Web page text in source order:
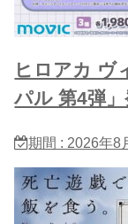
ヒロアカ ヴ
パル 第4弾
期間 : 2026年8